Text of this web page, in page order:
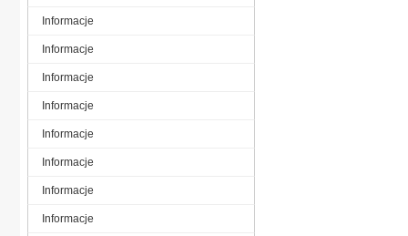
Informacje
Informacje
Informacje
Informacje
Informacje
Informacje
Informacje
Informacje